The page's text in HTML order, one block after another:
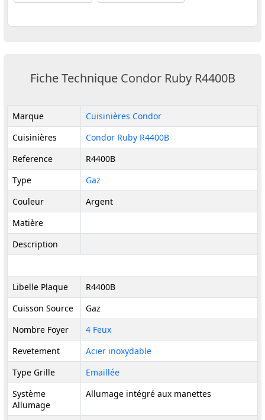
Fiche Technique Condor Ruby R4400B
Marque
Cuisinières Condor
Cuisinières
Condor Ruby R4400B
Reference
R4400B
Type
Gaz
Couleur
Argent
Matière
Description
Libelle Plaque
R4400B
Cuisson Source
Gaz
Nombre Foyer
4 Feux
Revetement
Acier inoxydable
Type Grille
Emaillée
Système
Allumage
Allumage intégré aux manettes